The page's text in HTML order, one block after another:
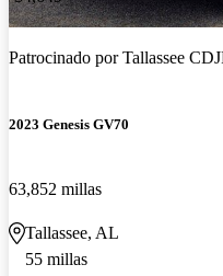
Patrocinado porTallassee
2023 Genesis GV70
63,852 millas
Tallassee, AL
55 millas